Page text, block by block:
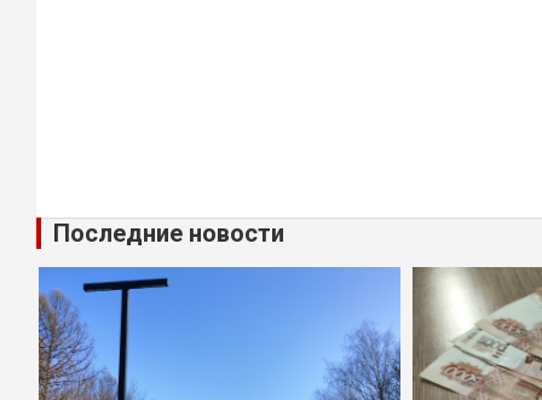
Последние новости